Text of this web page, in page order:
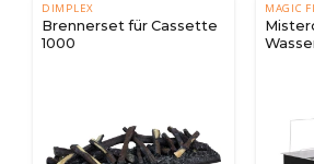
DIMPLEX
Brennerset für Cassette
1000
MAGIC